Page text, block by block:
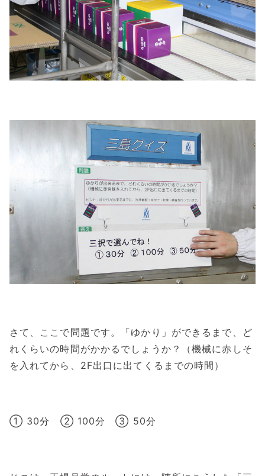
さて、ここで問題です。「ゆかり」ができるまで、ど
れくらいの時間がかかるでしょうか？（機械に赤しそ
を入れてから、2F出口に出てくるまでの時間）
① 30分 ② 100分 ③ 50分